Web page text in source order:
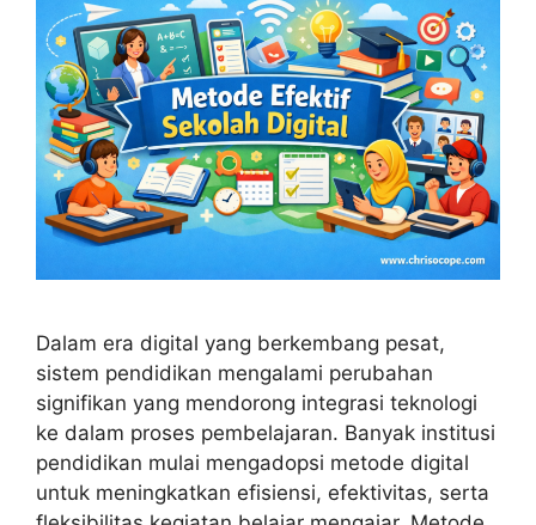
Dalam era digital yang berkembang pesat,
sistem pendidikan mengalami perubahan
signifikan yang mendorong integrasi teknologi
ke dalam proses pembelajaran. Banyak institusi
pendidikan mulai mengadopsi metode digital
untuk meningkatkan efisiensi, efektivitas, serta